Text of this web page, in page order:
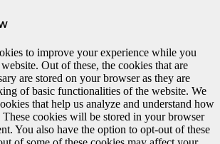
to improve your experience while you
Out of these, the cookies that are
are stored on your browser as they are
of basic functionalities of the website. We
that help us analyze and understand how
cookies will be stored in your browser
You also have the option to opt-out of these